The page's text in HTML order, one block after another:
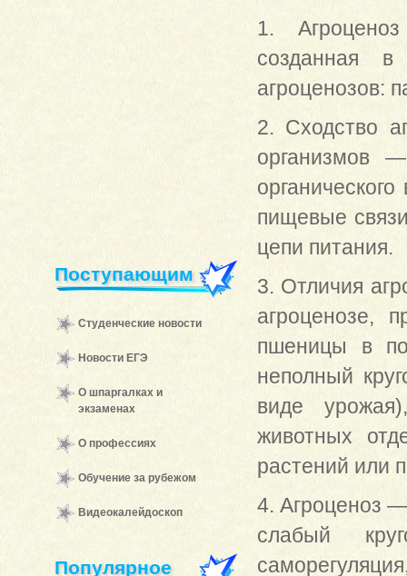
Поступающим
Студенческие новости
Новости ЕГЭ
О шпаргалках и
экзаменах
О профессиях
Обучение за рубежом
Видеокалейдоскоп
Популярное
1.
созданная в
агроценозов:
2. Сходство
организмов
пищевые
цепи питания.
3. Отличия
агроценозе,
пшеницы в
неполный
виде
животных
растений или
4. Агроценоз
слабый